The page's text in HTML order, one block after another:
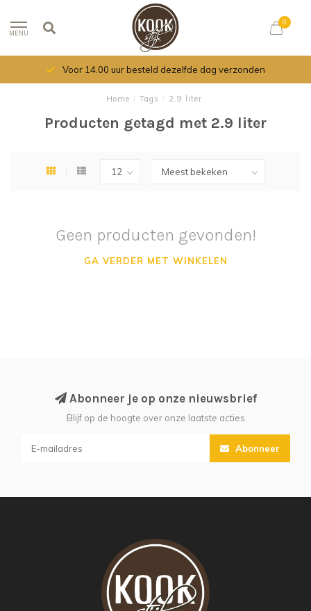
MENU
0
Voor 14.00 uur besteld dezelfde dag verzonden
Home / Tags / 2.9 liter
Producten getagd met 2.9 liter
Geen producten gevonden!
GA VERDER MET WINKELEN
Abonneer je op onze nieuwsbrief
Blijf op de hoogte over onze laatste acties
Abonneer